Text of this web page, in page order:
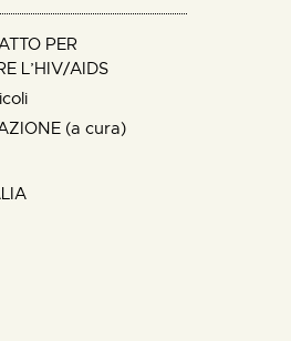
PER
L’HIV/AIDS
(a cura)